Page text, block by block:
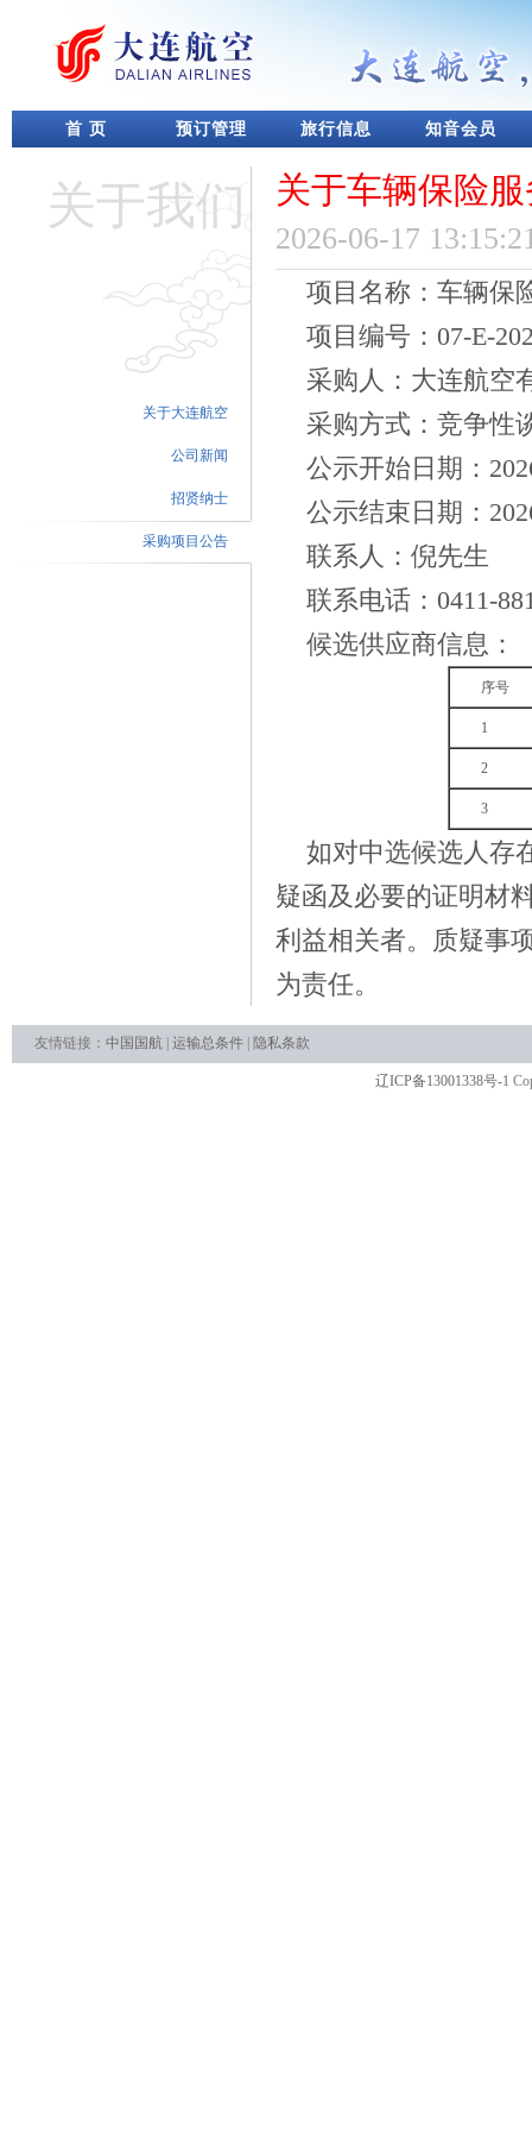
首 页 预订管理 旅行信息 知音会员
关于我们
关于大连航空
公司新闻
招贤纳士
采购项目公告
关于车辆保险
2026-06-17
项目名称：车辆保
项目编号： 07-E-
采购人：大连航空
采购方式：竞争性
公示开始日期：
公示结束日期：
联系人： 倪先生
联系电话： 0411-
候选供应商信息：
序号
1
2
3
如对中选候选人存
疑函及必要的证明材
利益相关者。质疑事
为责任。
友情链接： 中国国航 运输总条件 隐私条款
辽ICP备13001338号-1